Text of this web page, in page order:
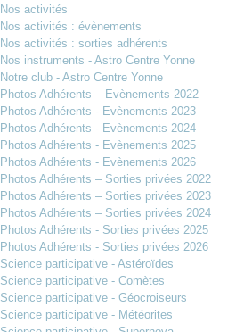
Nos activités
Nos activités : évènements
Nos activités : sorties adhérents
Nos instruments - Astro Centre Yonne
Notre club - Astro Centre Yonne
Photos Adhérents – Evènements 2022
Photos Adhérents - Evènements 2023
Photos Adhérents - Evènements 2024
Photos Adhérents - Evènements 2025
Photos Adhérents - Evènements 2026
Photos Adhérents – Sorties privées 2022
Photos Adhérents – Sorties privées 2023
Photos Adhérents – Sorties privées 2024
Photos Adhérents - Sorties privées 2025
Photos Adhérents - Sorties privées 2026
Science participative - Astéroïdes
Science participative - Comètes
Science participative - Géocroiseurs
Science participative - Météorites